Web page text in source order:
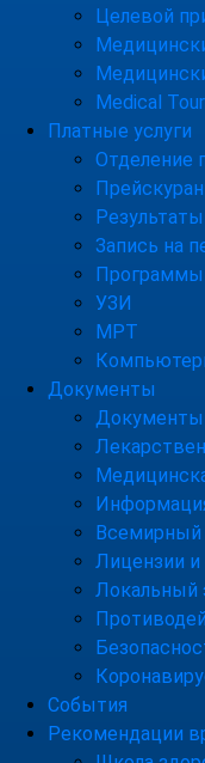
Целевой
Medical
Платные услуги
Отделение
Запись на
Программы
УЗИ
МРТ
Документы
Документы
Всемирный
Лицензии и
Локальный
События
Рекомендации